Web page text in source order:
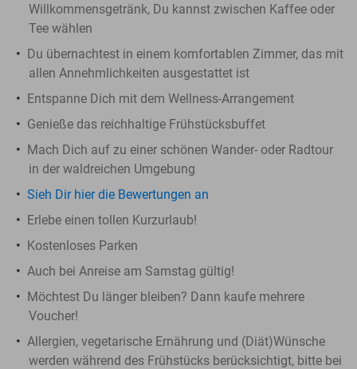
Willkommensgetränk, Du kannst zwischen Kaffee oder
Tee wählen
Du übernachtest in einem komfortablen Zimmer, das mit
allen Annehmlichkeiten ausgestattet ist
Entspanne Dich mit dem Wellness-Arrangement
Genieße das reichhaltige Frühstücksbuffet
Mach Dich auf zu einer schönen Wander- oder Radtour
in der waldreichen Umgebung
Sieh Dir hier die Bewertungen an
Erlebe einen tollen Kurzurlaub!
Kostenloses Parken
Auch bei Anreise am Samstag gültig!
Möchtest Du länger bleiben? Dann kaufe mehrere
Voucher!
Allergien, vegetarische Ernährung und (Diät)Wünsche
werden während des Frühstücks berücksichtigt, bitte bei